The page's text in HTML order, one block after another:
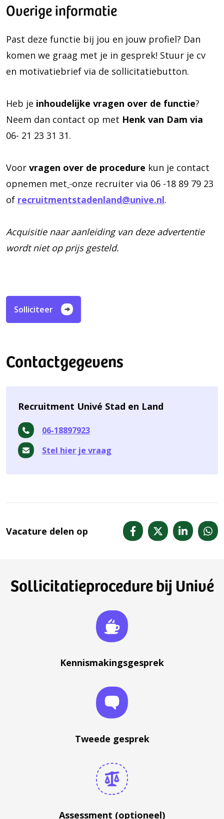
Overige informatie
Past deze functie bij jou en jouw profiel? Dan
komen we graag met je in gesprek! Stuur je cv
en motivatiebrief via de sollicitatiebutton.
Heb je inhoudelijke vragen over de functie?
Neem dan contact op met Henk van Dam via
06- 21 23 31 31.
Voor vragen over de procedure kun je contact
opnemen met onze recruiter via 06 -18 89 79 23
of recruitmentstadenland@unive.nl.
Acquisitie naar aanleiding van deze advertentie
wordt niet op prijs gesteld.
Solliciteer
Contactgegevens
Recruitment Univé Stad en Land
06-18897923
Stel hier je vraag
Vacature delen op
Sollicitatieprocedure bij Univé
Kennismakingsgesprek
Tweede gesprek
Assessment (optioneel)